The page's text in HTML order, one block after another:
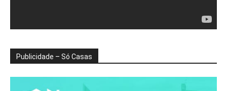
Publicidade – Só Casas